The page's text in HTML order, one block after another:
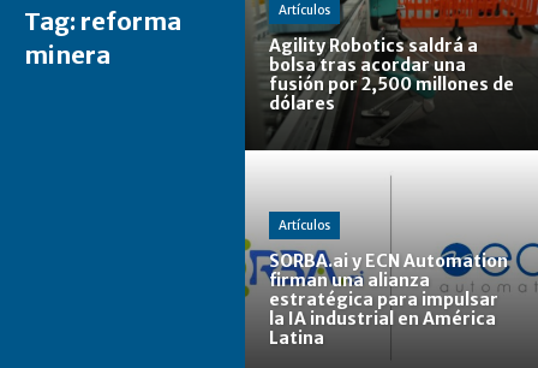
Tag: reforma
minera
Artículos
Agility Robotics saldrá a
bolsa tras acordar una
fusión por 2,500 millones de
dólares
Artículos
SORBA.ai y ECN Automation
firman una alianza
estratégica para impulsar
la IA industrial en América
Latina